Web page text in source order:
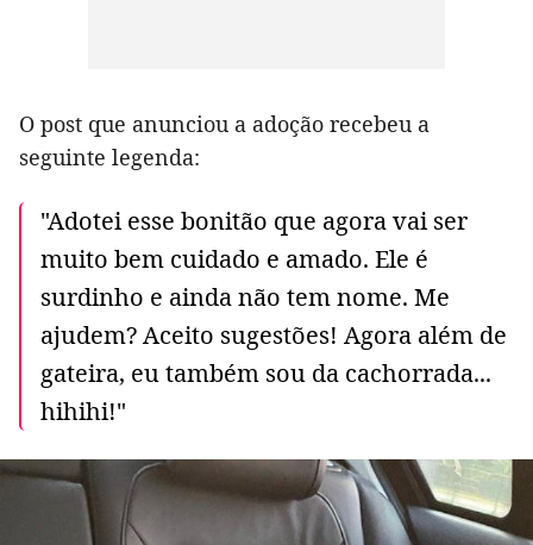
O post que anunciou a adoção recebeu a
seguinte legenda:
"Adotei esse bonitão que agora vai ser
muito bem cuidado e amado. Ele é
surdinho e ainda não tem nome. Me
ajudem? Aceito sugestões! Agora além de
gateira, eu também sou da cachorrada...
hihihi!"